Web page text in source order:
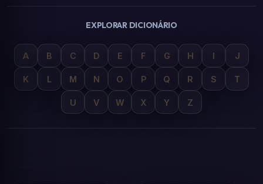
EXPLORAR DICIONÁRIO
A B C D E F G H I J
K L M N O P Q R S T
U V W X Y Z